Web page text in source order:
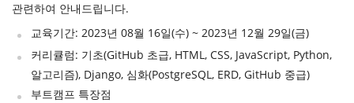
발
도
구
네
관련하여 안내드립니다.
교육기간: 2023년 08월 16일(수) ~ 2023년 12월 29일(금)
커리큘럼: 기초(GitHub 초급, HTML, CSS, JavaScript, Python,
알고리즘), Django, 심화(PostgreSQL, ERD, GitHub 중급)
부트캠프 특장점